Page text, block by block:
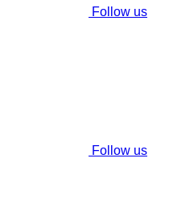
Follow us
Follow us